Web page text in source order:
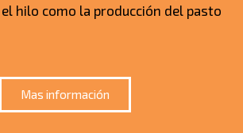
hilo como la producción del pasto
Mas información